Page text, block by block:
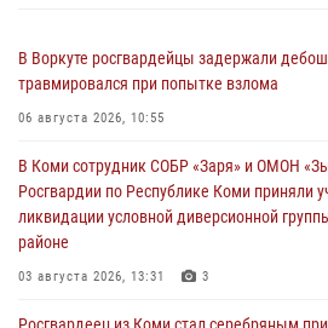
В Воркуте росгвардейцы задержали
травмировался при попытке взлома
06 августа 2026, 10:55
В Коми сотрудник СОБР «Заря» и ОМОН
Росгвардии по Республике Коми приняли
ликвидации условной диверсионной
районе
03 августа 2026, 13:31 3
Росгвардеец из Коми стал серебряным